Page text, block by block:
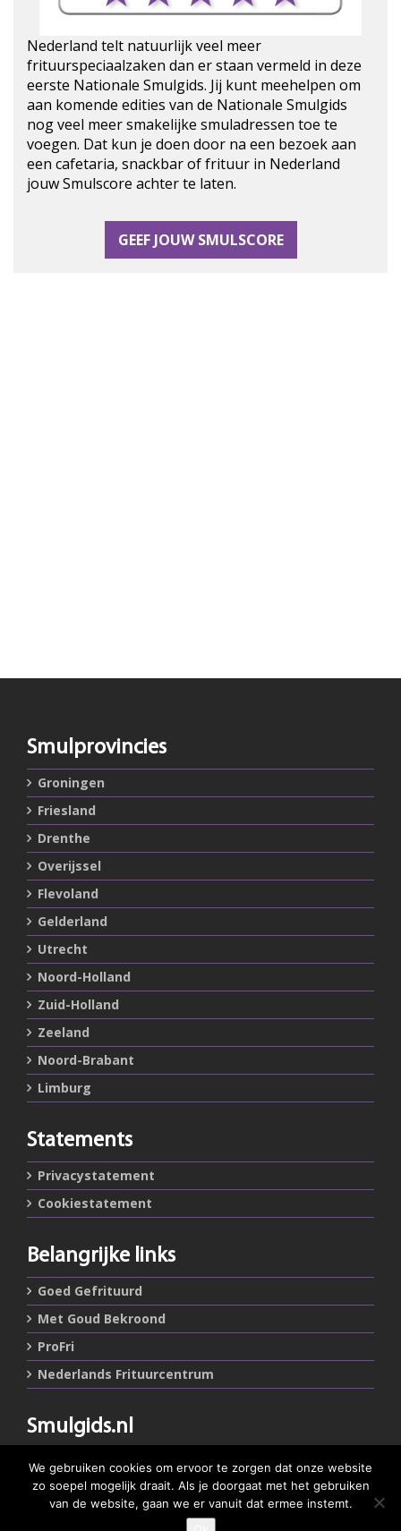
Nederland telt natuurlijk veel meer
frituurspeciaalzaken dan er staan vermeld in deze
eerste Nationale Smulgids. Jij kunt meehelpen om
aan komende edities van de Nationale Smulgids
nog veel meer smakelijke smuladressen toe te
voegen. Dat kun je doen door na een bezoek aan
een cafetaria, snackbar of frituur in Nederland
jouw Smulscore achter te laten.
GEEF JOUW SMULSCORE
Smulprovincies
Groningen
Friesland
Drenthe
Overijssel
Flevoland
Gelderland
Utrecht
Noord-Holland
Zuid-Holland
Zeeland
Noord-Brabant
Limburg
Statements
Privacystatement
Cookiestatement
Belangrijke links
Goed Gefrituurd
Met Goud Bekroond
ProFri
Nederlands Frituurcentrum
Smulgids.nl
Blaarthemseweg 72
5502 JW Veldhoven
We gebruiken cookies om ervoor te zorgen dat onze website
zo soepel mogelijk draait. Als je doorgaat met het gebruiken
van de website, gaan we er vanuit dat ermee instemt.